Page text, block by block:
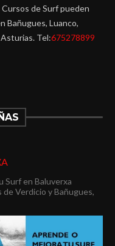
de Surf pueden
Bañugues, Luanco,
Tel:675278899
Surf en Baluverxa
de Verdicio y Bañugues,